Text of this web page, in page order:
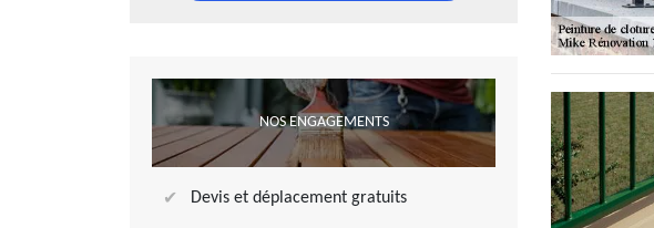
NOS ENGAGEMENTS
Devis et déplacement gratuits